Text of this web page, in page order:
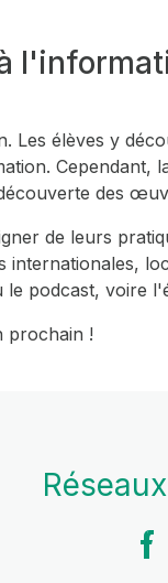
Les élèves y
Cependant,
des
de leurs
podcast, voire
prochain !